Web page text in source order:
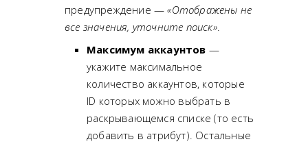
предупреждение —«Отображены не
все значения, уточните поиск».
Максимум аккаунтов —
укажите максимальное
количество аккаунтов, которые
ID которых можно выбрать в
раскрывающемся списке (то есть
добавить в атрибут). Остальные